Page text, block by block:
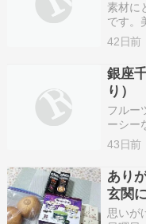
素材に
です。
は、「
選し
いが濃
座千疋
ス5個
42日前
銀座
り）
フルー
ーシー
のゼリ
ーツ
2倍］
ト 詰
43日前
あり
玄関
思いが